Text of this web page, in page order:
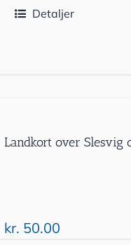
Detaljer
Landkort over Slesvig
kr. 50.00